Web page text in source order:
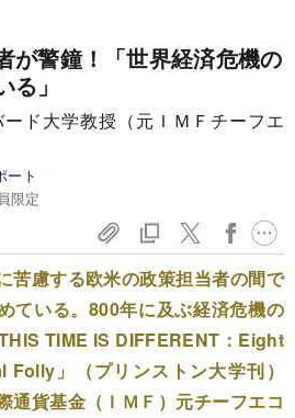
が警鐘！
「世界経済危機の
」
ド大学教授（元ＩＭＦチーフエ
ート
限定
苦慮する欧米の政策担当者の間で
ている。800年に及ぶ経済危機の
TIME IS DIFFERENT：Eight
」（プリンストン大学刊）
通貨基金（ＩＭＦ）元チーフエコ